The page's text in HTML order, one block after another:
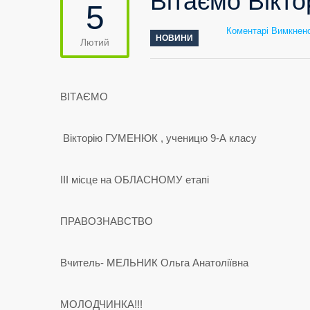
5
Лютий НОВИНИ
Коментарі
ВІТАЄМО
Вікторію ГУМЕНЮК , ученицю 9-А класу
ІІІ місце на ОБЛАСНОМУ етапі
ПРАВОЗНАВСТВО
Вчитель- МЕЛЬНИК Ольга Анатоліївна
МОЛОДЧИНКА!!!